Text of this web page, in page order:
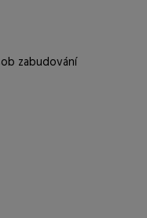
zabudování